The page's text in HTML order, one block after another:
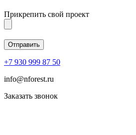
Прикрепить свой проект
+7 930 999 87 50
info@nforest.ru
Заказать звонок